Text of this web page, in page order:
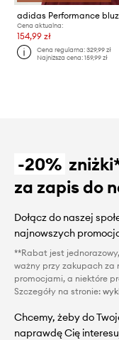
Cena aktualna:
154,99 zł
Cena regularna:329,99 zł
Najniższa cena:159,99 zł
-20%
za zapis do
Dołącz do naszej
najnowszych
**Rabat jest
ważny przy zakupach za
promocjami, a niektóre
Szczegóły na stronie:
Chcemy, żeby do
naprawdę Cię